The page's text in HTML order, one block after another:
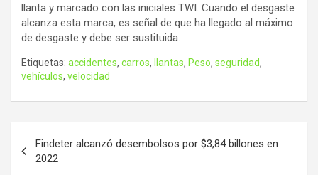
llanta y marcado con las iniciales TWI. Cuando el desgaste
alcanza esta marca, es señal de que ha llegado al máximo
de desgaste y debe ser sustituida.
Etiquetas: accidentes, carros, llantas, Peso, seguridad,
vehículos, velocidad
de
Findeter alcanzó desembolsos por $3,84 billones en
2022